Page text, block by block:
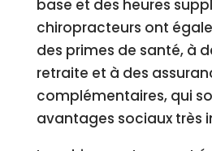
base et des heures
chiropracteurs ont
des primes de santé, à
retraite et à des
complémentaires, qui
avantages sociaux très